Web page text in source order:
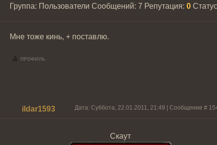
Группа: Пользователи Сообщений: 7 Репутация: 0
Мне тоже кинь, + поставлю.
ildar1593 Дата: Суббота, 22.01.2011, 21:49 | Сообщение #
Скаут